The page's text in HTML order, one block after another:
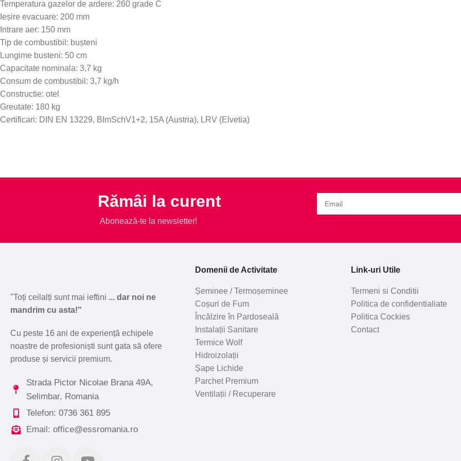
Temperatura gazelor de ardere: 260 grade C
Ieșire evacuare: 200 mm
Intrare aer: 150 mm
Tip de combustibil: bușteni
Lungime busteni: 50 cm
Capacitate nominala: 3,7 kg
Consum de combustibil: 3,7 kg/h
Constructie: otel
Greutate: 180 kg
Certificari: DIN EN 13229, BImSchV1+2, 15A (Austria), LRV (Elvetia)
Rămâi la curent
Abonează-te la newsletter!
"Toți ceilalți sunt mai ieftini ... dar noi ne
mandrim cu asta!"
Cu peste 16 ani de experiență echipele
noastre de profesioniști sunt gata să ofere
produse și servicii premium.
Strada Pictor Nicolae Brana 49A,
Selimbar, Romania
Telefon: 0736 361 895
Email: office@essromania.ro
Domenii de Activitate
Șeminee / Termoșeminee
Coșuri de Fum
Încălzire în Pardoseală
Instalații Sanitare
Termice Wolf
Hidroizolații
Șape Lichide
Parchet Premium
Ventilații / Recuperare
Link-uri Utile
Termeni si Conditii
Politica de confidentialiate
Politica Cockies
Contact